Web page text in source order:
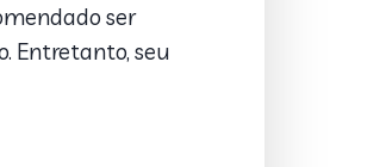
ser
Entretanto, seu